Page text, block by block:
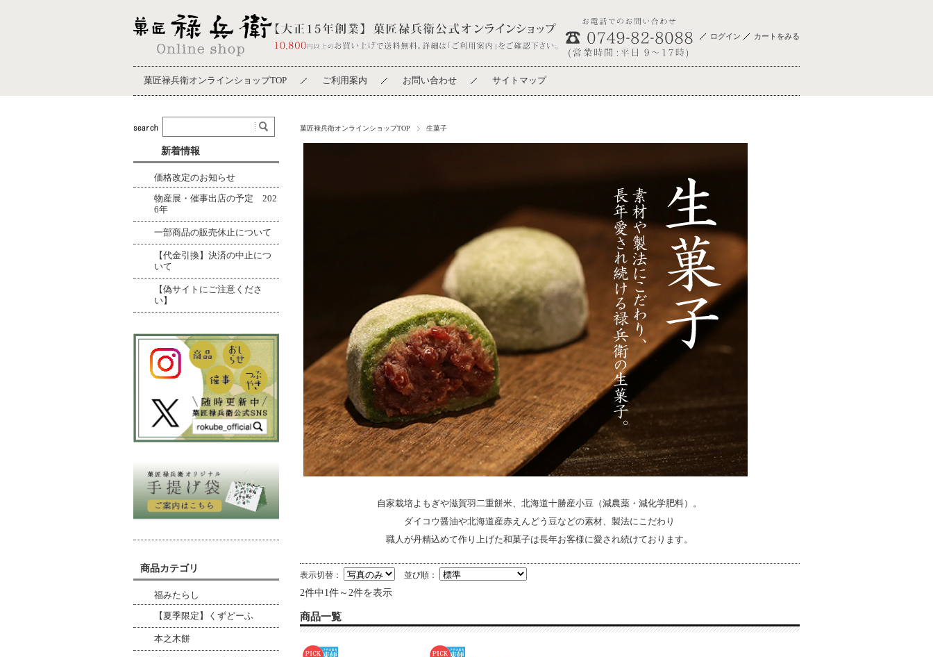
ログイン カートをみる
菓匠禄兵衛オンラインショップTOP ご利用案内 お問い合わせ サイトマップ
菓匠禄兵衛オンラインショップTOP 生菓子
自家栽培よもぎや滋賀羽二重餅米、北海道十勝産小豆（減農薬・減化学肥料）。
ダイコウ醤油や北海道産赤えんどう豆などの素材、製法にこだわり
職人が丹精込めて作り上げた和菓子は長年お客様に愛され続けております。
表示切替： 並び順：
2件中1件～2件を表示
商品一覧
新着情報
価格改定のお知らせ
物産展・催事出店の予定 202
6年
一部商品の販売休止について
【代金引換】決済の中止につ
いて
【偽サイトにご注意くださ
い】
商品カテゴリ
福みたらし
【夏季限定】くずどーふ
本之木餅